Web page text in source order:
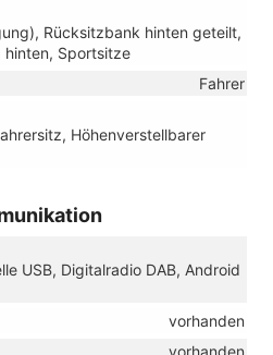
Rücksitzbank hinten geteilt,
hinten, Sportsitze
Fahrer
Höhenverstellbarer
USB, Digitalradio DAB, Android
vorhanden
vorhanden